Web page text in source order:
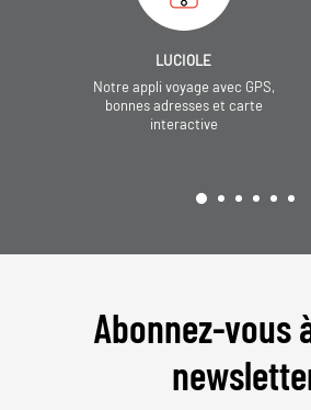
LUCIOLE
Notre appli voyage avec GPS,
bonnes adresses et carte
interactive
Abonnez-vous